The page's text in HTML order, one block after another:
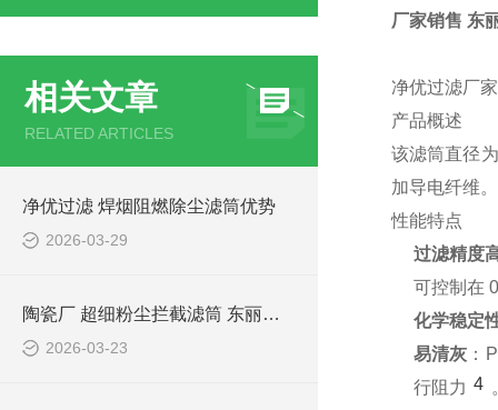
相关文章
RELATED ARTICLES
净优过滤 焊烟阻燃除尘滤筒优势
2026-03-29
陶瓷厂 超细粉尘拦截滤筒 东丽覆膜滤材
2026-03-23
厂家销售 东
净优过滤厂
产品概述
该滤筒直径
加导电纤维
性能特点
过滤精度
可控制在
化学稳定
易清灰 ：
行阻力 4